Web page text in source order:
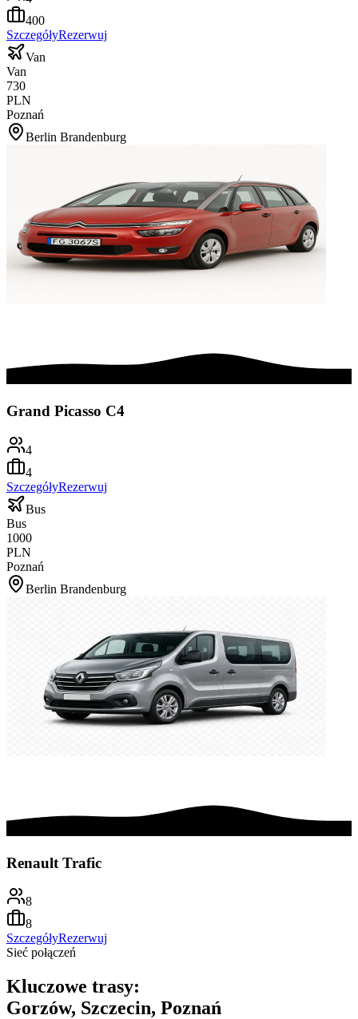
400
SzczegółyRezerwuj
Van
Van
730
PLN
Poznań
Berlin Brandenburg
Grand Picasso C4
4
4
SzczegółyRezerwuj
Bus
Bus
1000
PLN
Poznań
Berlin Brandenburg
Renault Trafic
8
8
SzczegółyRezerwuj
Sieć połączeń
Kluczowe trasy:
Gorzów, Szczecin, Poznań